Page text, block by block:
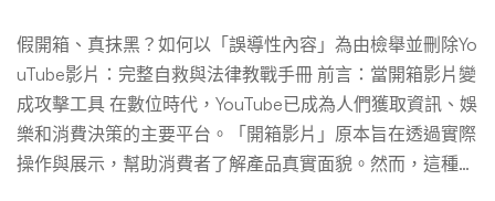
假開箱、真抹黑？如何以「誤導性內容」為由檢舉並刪除Yo
uTube影片：完整自救與法律教戰手冊 前言：當開箱影片變
成攻擊工具 在數位時代，YouTube已成為人們獲取資訊、娛
樂和消費決策的主要平台。「開箱影片」原本旨在透過實際
操作與展示，幫助消費者了解產品真實面貌。然而，這種形